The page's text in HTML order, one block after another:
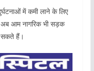
में कमी लाने के लिए
आम नागरिक भी सड़क
सकते हैं।